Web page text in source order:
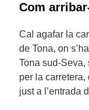
Com
Cal agafar la
de Tona, on
Tona sud-
per la
just a l’entrada